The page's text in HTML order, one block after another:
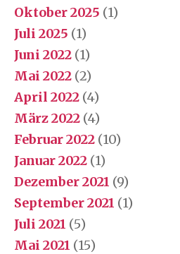
Oktober 2025 (1)
Juli 2025 (1)
Juni 2022 (1)
Mai 2022 (2)
April 2022 (4)
März 2022 (4)
Februar 2022 (10)
Januar 2022 (1)
Dezember 2021 (9)
September 2021 (1)
Juli 2021 (5)
Mai 2021 (15)